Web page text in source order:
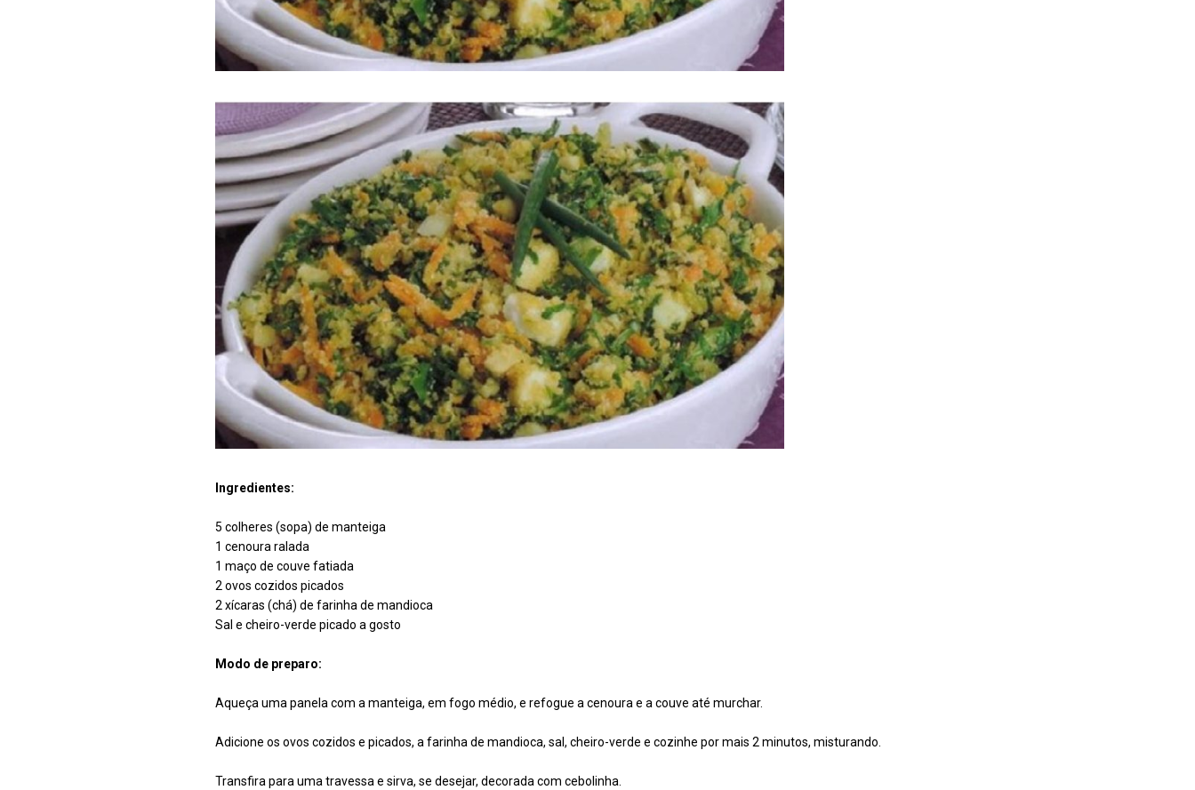
Ingredientes:
5 colheres (sopa) de manteiga
1 cenoura ralada
1 maço de couve fatiada
2 ovos cozidos picados
2 xícaras (chá) de farinha de mandioca
Sal e cheiro-verde picado a gosto
Modo de preparo:
Aqueça uma panela com a manteiga, em fogo médio, e refogue a cenoura e a couve até murchar.
Adicione os ovos cozidos e picados, a farinha de mandioca, sal, cheiro-verde e cozinhe por mais 2 minutos, misturando.
Transfira para uma travessa e sirva, se desejar, decorada com cebolinha.